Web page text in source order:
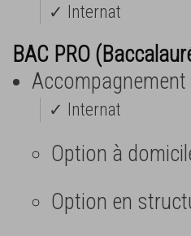
✓ Internat
BAC PRO
Accompagnement
✓ Internat
Option à
Option en